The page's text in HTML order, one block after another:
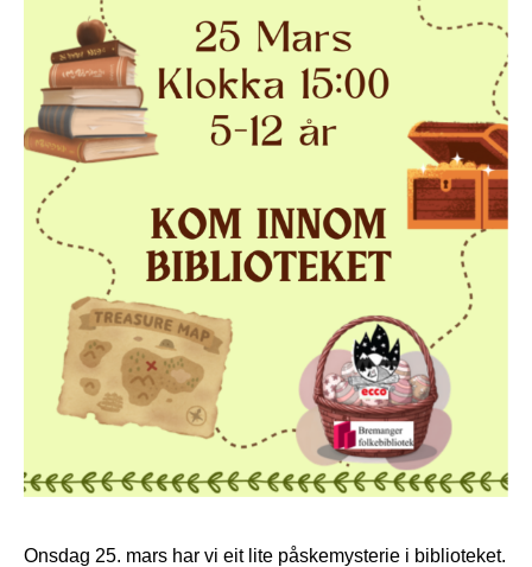
Onsdag 25. mars har vi eit lite påskemysterie i biblioteket.